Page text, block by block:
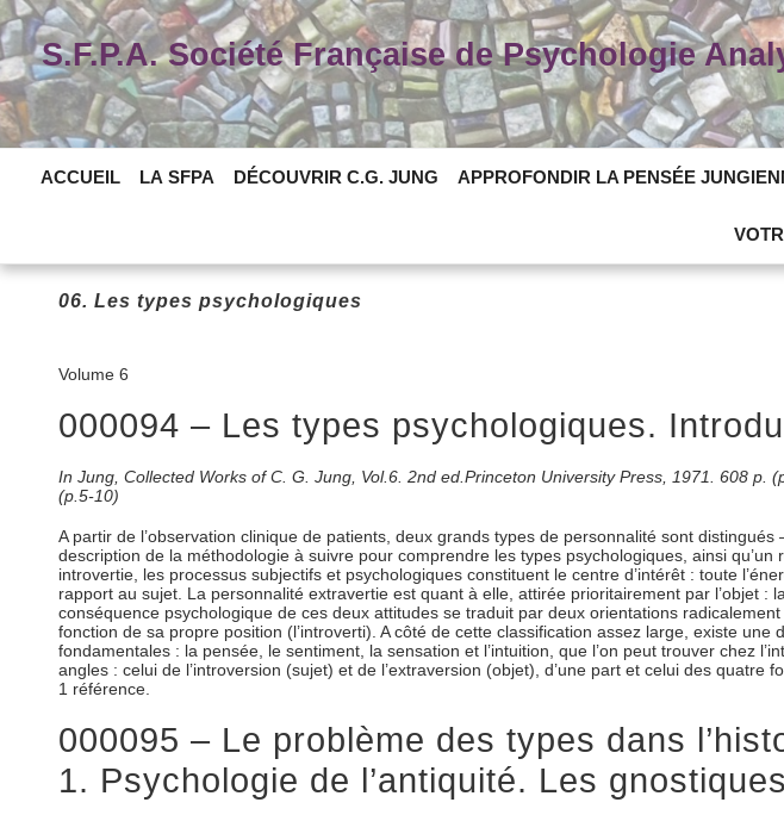
Skip
to
contentS.F.P.A. Société Française de Psychologie
ACCUEIL LA SFPA DÉCOUVRIR C.G. JUNG APPROFONDIR LA PENSÉE
06. Les types psychologiques
Volume 6
000094 – Les types psychologiques.
In Jung, Collected Works of C. G. Jung, Vol.6. 2nd ed.Princeton University Press, 1971. 608 p.
(p.5-10)
A partir de l’observation clinique de patients, deux grands types de personnalité sont
description de la méthodologie à suivre pour comprendre les types psychologiques, ainsi
introvertie, les processus subjectifs et psychologiques constituent le centre d’intérêt : toute
rapport au sujet. La personnalité extravertie est quant à elle, attirée prioritairement par l’objet
conséquence psychologique de ces deux attitudes se traduit par deux orientations
fonction de sa propre position (l’introverti). A côté de cette classification assez large, existe
fondamentales : la pensée, le sentiment, la sensation et l’intuition, que l’on peut trouver chez
angles : celui de l’introversion (sujet) et de l’extraversion (objet), d’une part et celui des quatre
1 référence.
000095 – Le problème des types dans
1. Psychologie de l’antiquité. Les